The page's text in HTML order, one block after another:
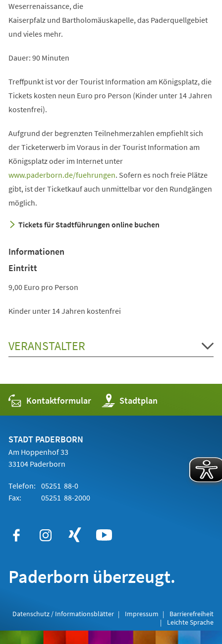
Weserrenaissance, die
Kaiserpfalz und Bartholomäuskapelle, das Paderquellgebiet
und vieles mehr.
Dauer: 90 Minuten
Treffpunkt ist vor der Tourist Information am Königsplatz, die
Tickets kosten neun Euro pro Person (Kinder unter 14 Jahren
kostenfrei).
Aufgrund der begrenzten Teilnehmerzahlen empfiehlt sich
der Ticketerwerb im Voraus in der Tourist Information am
Königsplatz oder im Internet unter
www.paderborn.de/fuehrungen
(Öffnet
einem
Tab)
. Sofern es noch freie Plätze
gibt, ist der Ticketkauf auch unmittelbar vor den Rundgängen
möglich.
Tickets für Stadtführungen online buchen
Informationen
Eintritt
9,00 Euro pro Person
Kinder unter 14 Jahren kostenfrei
VERANSTALTER
Kontaktformular Stadtplan
(Öffnet
in
einem
STADT PADERBORN
Am Hoppenhof 33
33104 Paderborn
Telefon: 05251 88-0
Fax:
05251 88-2000
Paderborn überzeugt.
Datenschutz / Informationsblätter Impressum
Barrierefreiheit
Leichte Sprache